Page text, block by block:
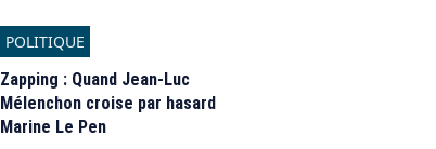
POLITIQUE
Zapping : Quand Jean-Luc
Mélenchon croise par hasard
Marine Le Pen